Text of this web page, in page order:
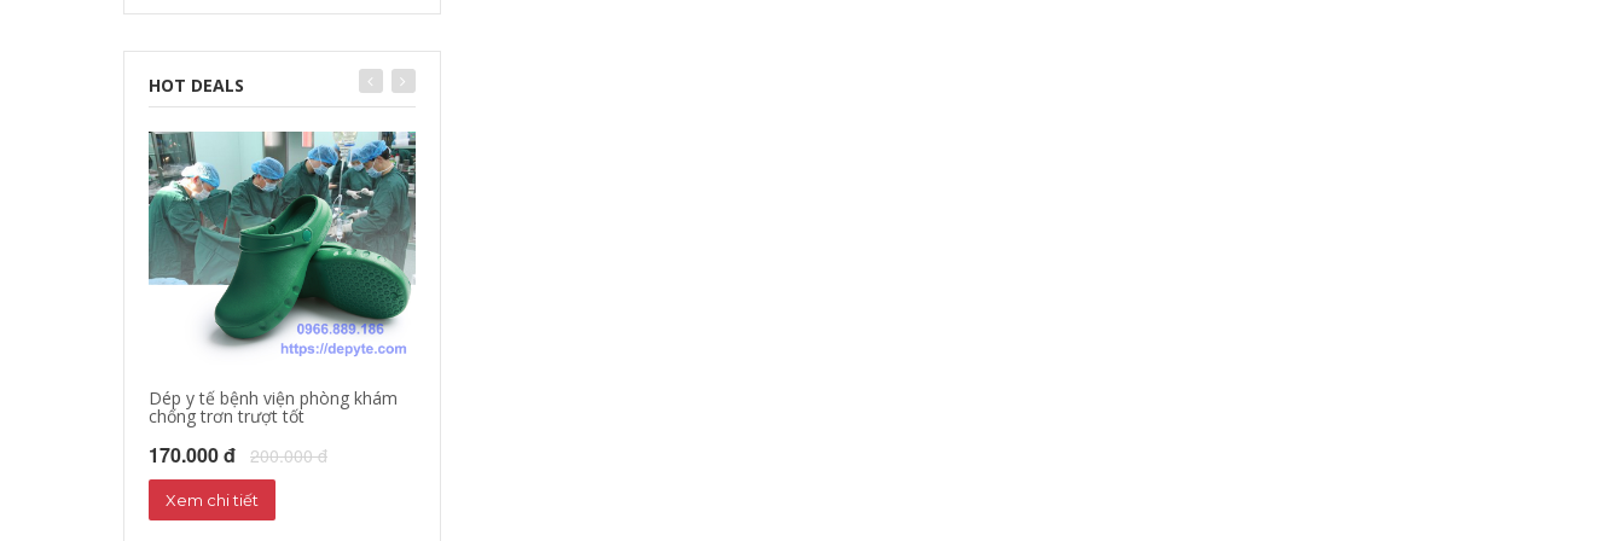
HOT DEALS
Dép y tế bệnh viện phòng khám
chống trơn trượt tốt
170.000 đ 200.000 đ
Xem chi tiết